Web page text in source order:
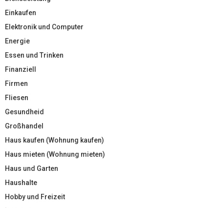
Einkaufen
Elektronik und Computer
Energie
Essen und Trinken
Finanziell
Firmen
Fliesen
Gesundheid
Großhandel
Haus kaufen (Wohnung kaufen)
Haus mieten (Wohnung mieten)
Haus und Garten
Haushalte
Hobby und Freizeit